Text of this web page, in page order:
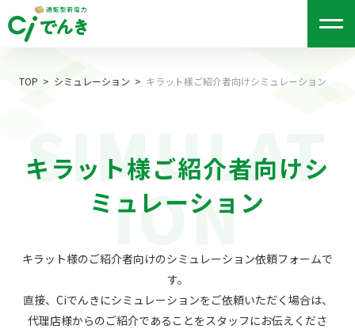
me
nu
TOP シミュレーション キラット様ご紹介者向けシミュレーション
キラット様ご紹介者向けシ
ミュレーション
SIMULAT
ION
キラット様のご紹介者向けのシミュレーション依頼フォームで
す。
直接、Ciでんきにシミュレーションをご依頼いただく場合は、
代理店様からのご紹介であることをスタッフにお伝えくださ